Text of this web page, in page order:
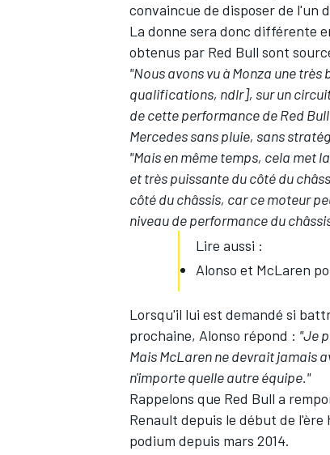
convaincue de disposer de l'un
La donne sera donc différente
obtenus par Red Bull sont
"Nous avons vu à Monza une
qualifications, ndlr], sur un
de cette performance de Red
Mercedes sans pluie, sans
"Mais en même temps, cela met
et très puissante du côté du
côté du châssis, car ce moteur
niveau de performance du
Lire aussi :
Alonso et McLaren
Lorsqu'il lui est demandé si
prochaine, Alonso répond : "Je
Mais McLaren ne devrait jamais
n'importe quelle autre équipe."
Rappelons que Red Bull a
Renault depuis le début de
podium depuis mars 2014.